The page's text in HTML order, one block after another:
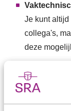
Je kunt
collega's,
deze
De
getoetst. Zij
én aan